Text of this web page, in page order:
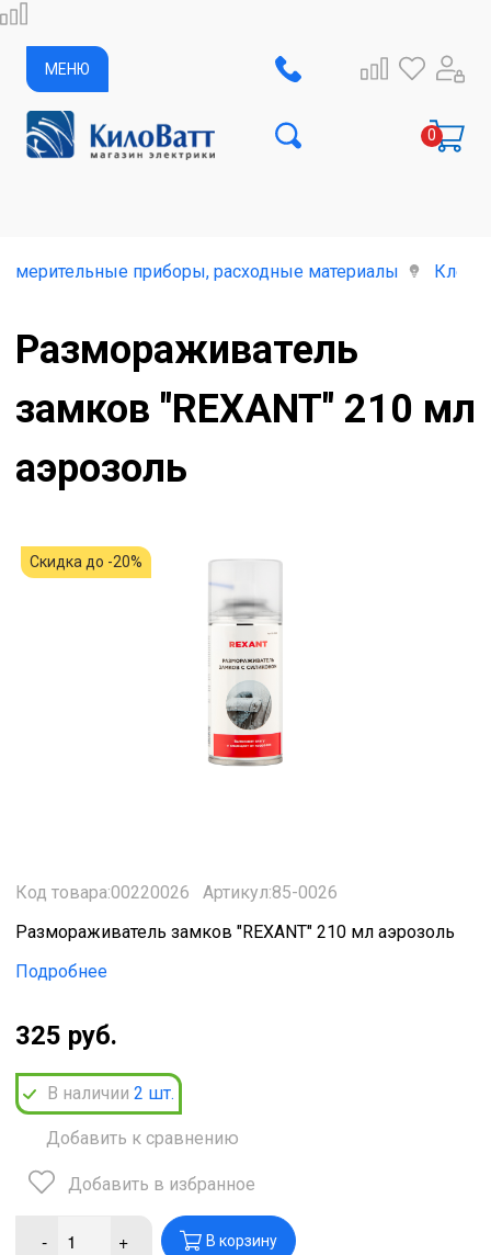
МЕНЮ
приборы, расходные материалы
Размораживатель
замков "REXANT" 210 мл
аэрозоль
Скидка до -20%
Код товара:00220026
Артикул:85-0026
Размораживатель замков "REXANT" 210 мл аэрозоль
Подробнее
325 руб.
В наличии 2 шт.
Добавить к сравнению
Добавить в избранное
- + В корзину